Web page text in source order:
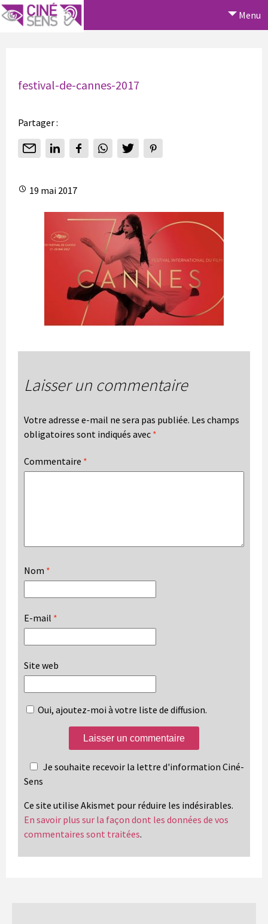
Menu
festival-de-cannes-2017
Partager :
19 mai 2017
Laisser un commentaire
Votre adresse e-mail ne sera pas publiée. Les champs
obligatoires sont indiqués avec *
Commentaire *
Nom *
E-mail *
Site web
Oui, ajoutez-moi à votre liste de diffusion.
Je souhaite recevoir la lettre d'information Ciné-
Sens
Ce site utilise Akismet pour réduire les indésirables.
En savoir plus sur la façon dont les données de vos
commentaires sont traitées.